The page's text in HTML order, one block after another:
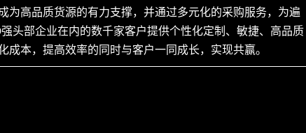
为高品质货源的有力支撑，并通过多元化的采购服务，为遍
头部企业在内的数千家客户提供个性化定制、敏捷、高品质
成本，提高效率的同时与客户一同成长，实现共赢。